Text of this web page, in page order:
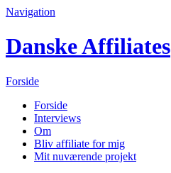
Navigation
Danske Affiliates
Forside
Forside
Interviews
Om
Bliv affiliate for mig
Mit nuværende projekt